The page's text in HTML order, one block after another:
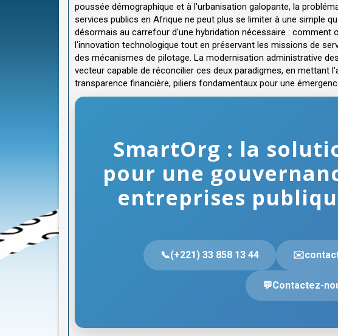
poussée démographique et à l'urbanisation galopante, la
services publics en Afrique ne peut plus se limiter à une simple
désormais au carrefour d'une hybridation nécessaire : comment
l'innovation technologique tout en préservant les missions de
des mécanismes de pilotage. La modernisation administrative
vecteur capable de réconcilier ces deux paradigmes, en
transparence financière, piliers fondamentaux pour une
SmartOrg : la
pour une
entreprises
📞(+221) 33 858 13 44
💬Contactez-